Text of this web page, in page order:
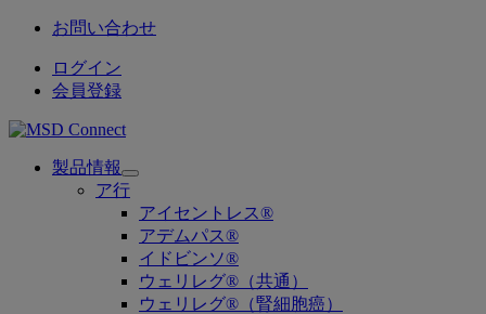
お問い合わせ
ログイン
会員登録
製品情報
Open
submenu
ア行
アイセントレス®
アデムパス®
イドビンソ®
ウェリレグ®（共通）
ウェリレグ®（腎細胞癌）